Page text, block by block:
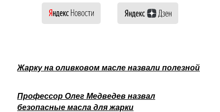
Жарку на оливковом масле назвали полезной
Профессор Олег Медведев назвал
безопасные масла для жарки